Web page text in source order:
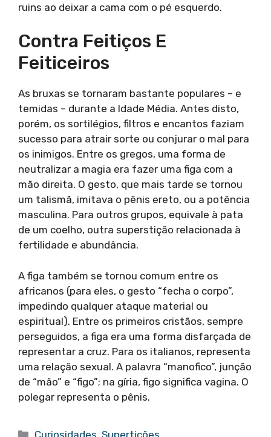
ruins ao deixar a cama com o pé esquerdo.
Contra Feitiços E
Feiticeiros
As bruxas se tornaram bastante populares – e
temidas – durante a Idade Média. Antes disto,
porém, os sortilégios, filtros e encantos faziam
sucesso para atrair sorte ou conjurar o mal para
os inimigos. Entre os gregos, uma forma de
neutralizar a magia era fazer uma figa com a
mão direita. O gesto, que mais tarde se tornou
um talismã, imitava o pênis ereto, ou a potência
masculina. Para outros grupos, equivale à pata
de um coelho, outra superstição relacionada à
fertilidade e abundância.
A figa também se tornou comum entre os
africanos (para eles, o gesto “fecha o corpo”,
impedindo qualquer ataque material ou
espiritual). Entre os primeiros cristãos, sempre
perseguidos, a figa era uma forma disfarçada de
representar a cruz. Para os italianos, representa
uma relação sexual. A palavra “manofico”, junção
de “mão” e “figo”; na gíria, figo significa vagina. O
polegar representa o pênis.
Categorias
Curiosidades ,Supertições